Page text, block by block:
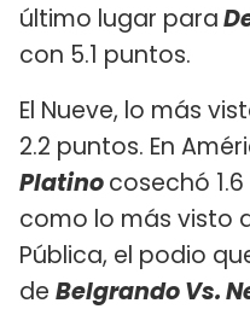
último lugar para
con 5.1 puntos.
El Nueve, lo más
2.2 puntos. En
Platinocosechó
como lo más visto
Pública, el podio
de Belgrando Vs.